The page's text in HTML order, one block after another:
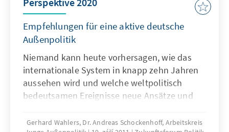
Empfehlungen für eine aktive deutsche
Außenpolitik
Niemand kann heute vorhersagen, wie das
internationale System in knapp zehn Jahren
aussehen wird und welche weltpolitisch
bedeutsamen Ereignisse neue Ansätze und
mit Blick auf das Jahr 2020 zwar einige Trends
Gerhard Wahlers, Dr. Andreas Schockenhoff, Arbeitskreis